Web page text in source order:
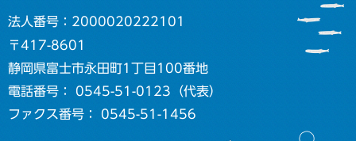
法人番号：2000020222101
〒417-8601
静岡県富士市永田町1丁目100番地
電話番号： 0545-51-0123（代表）
ファクス番号： 0545-51-1456